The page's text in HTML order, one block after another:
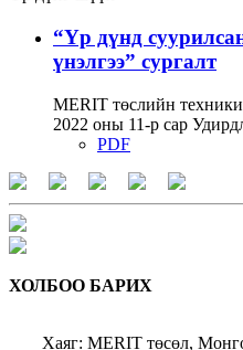
“Үр дүнд
үнэлгээ” сургалт
MERIT төслийн
2022 оны 11-р сар
PDF
ХОЛБОО БАРИХ
Хаяг: MERIT төсөл,